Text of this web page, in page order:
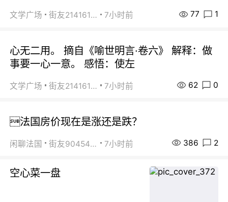
文学广场 街友21416156 7小时前 77 1
心无二用。 摘自《喻世明言·卷六》 解释：做
事要一心一意。 感悟：使左
文学广场 街友21416156 7小时前 62 0
法国房价现在是涨还是跌？
闲聊法国 街友90454511 7小时前 386 2
空心菜一盘